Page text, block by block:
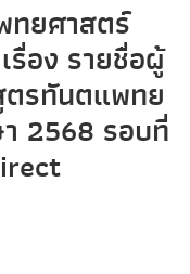
ทยศาสตร์
รื่อง รายชื่อผู้
รทันตแพทย
2568 รอบที่